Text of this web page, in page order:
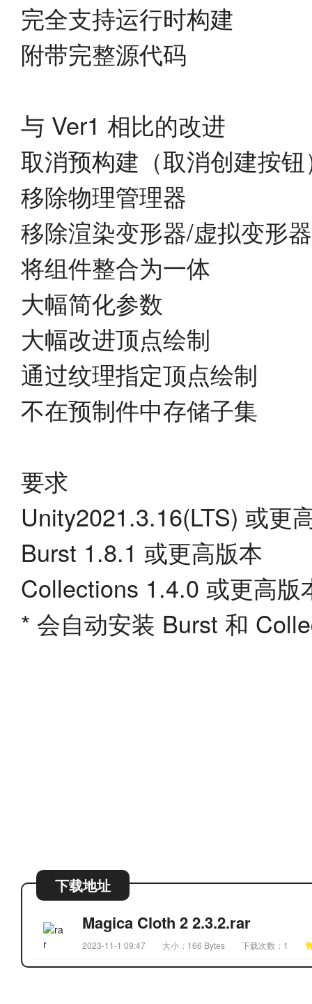
完全支持运行时构建
附带完整源代码
与 Ver1 相比的改进
取消预构建（取消创建按钮
移除物理管理器
移除渲染变形器/虚拟变形器
将组件整合为一体
大幅简化参数
大幅改进顶点绘制
通过纹理指定顶点绘制
不在预制件中存储子集
要求
Unity2021.3.16(LTS) 或更
Burst 1.8.1 或更高版本
Collections 1.4.0 或更高版
* 会自动安装 Burst 和
下载地址
Magica Cloth 2 2.3.2.rar
2023-11-1 09:47 大小：166 Bytes 下载次数：1